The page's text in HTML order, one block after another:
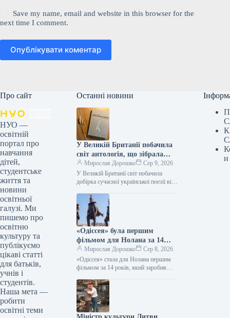
Save my name, email and website in this browser for the
next time I comment.
Опублікувати коментар
Про сайт
НУО —
освітній
портал про
навчання
дітей,
студентське
життя та
новини
освітньої
галузі. Ми
пишемо про
освітню
культуру та
публікуємо
цікаві статті
для батьків,
учнів і
студентів.
Наша мета —
робити
освітні теми
Останні новини
У Великій Британії побачила
світ антологія, що зібрала
твори дванадцяти
українських поетес, а у Швеції
видано збірку текстів
Мирослав Дорошко
Сер 9, 2026
У Великій Британії світ побачила
добірка сучасної української поезії від
Ukrainian Women’s Poetry. До…
«Одіссея» була першим
фільмом для Нолана за 14
років, який подолав позначку
в $1 мільярд зібраних коштів.
Мирослав Дорошко
Сер 8, 2026
«Одіссея» стала для Нолана першим
фільмом за 14 років, який заробив
Укрінформ Стрічка Крістофера
Нолана…
и